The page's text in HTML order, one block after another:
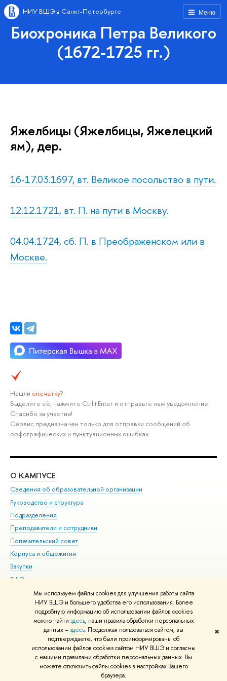
Мы используем файлы cookies для улучшения работы сайта
НИУ ВШЭ и большего удобства его использования. Более
подробную информацию об использовании файлов cookies
можно найти здесь, наши правила обработки персональных
данных –здесь. Продолжая пользоваться сайтом, вы
подтверждаете, что были проинформированы об
использовании файлов cookies сайтом НИУ ВШЭ и согласны
с нашими правилами обработки персональных данных. Вы
можете отключить файлы cookies в настройках Вашего
браузера.
✖
Меню
НИУ ВШЭ в Санкт-Петербурге
Биохроника Петра Великого
(1672-1725 гг.)
Яжелбицы (Яжелбицы, Яжелецкий
ям), дер.
16-17.03.1697, вт. Великое посольство в пути.
12.12.1721, вт. П. на пути в Москву.
04.04.1724, сб. П. в Преображенском или в
Москве.
Нашли опечатку?
Выделите её, нажмите Ctrl+Enter и отправьте нам уведомление.
Спасибо за участие!
Сервис предназначен только для отправки сообщений об
орфографических и пунктуационных ошибках.
О КАМПУСЕ
Сведения об образовательной организации
Руководство и структура
Подразделения
Преподаватели и сотрудники
Попечительский совет
Корпуса и общежития
Закупки
ВШЭ для студентов с ограниченными возможностями
здоровья и инвалидностью
Версия для слабовидящих
Единая платежная страница
© НИУ ВШЭ 1993–2026 Адреса и контакты Условия использования
материалов Политика конфиденциальности Карта сайта
Шрифты HSE Sans и HSE Slab разработаны вШколе дизайна НИУ ВШЭ